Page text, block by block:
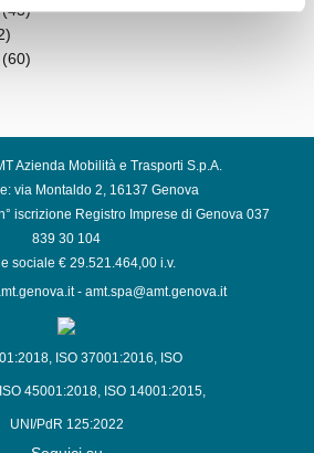
(60)
Azienda Mobilità e Trasporti S.p.A.
via Montaldo 2, 16137 Genova
iscrizione Registro Imprese di Genova 037
839 30 104
sociale € 29.521.464,00 i.v.
- amt.spa@amt.genova.it
, ISO 37001:2016, ISO
ISO 45001:2018, ISO 14001:2015,
UNI/PdR 125:2022